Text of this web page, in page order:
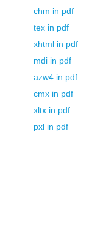
chm in pdf
tex in pdf
xhtml in pdf
mdi in pdf
azw4 in pdf
cmx in pdf
xltx in pdf
pxl in pdf